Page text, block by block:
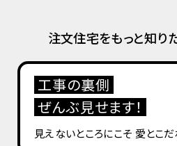
注文住宅をもっと知り
工事の裏側
ぜんぶ見せます！
見えないところにこそ 愛とこ